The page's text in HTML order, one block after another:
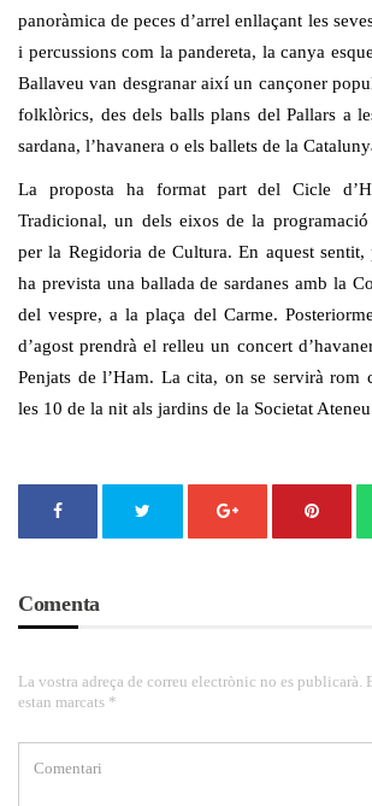
panoràmica de peces d’arrel enllaçant les
i percussions com la pandereta, la canya
Ballaveu van desgranar així un cançoner
folklòrics, des dels balls plans del Pallars a
sardana, l’havanera o els ballets de la
La proposta ha format part del Cicle
Tradicional, un dels eixos de la programació
per la Regidoria de Cultura. En aquest sentit,
ha prevista una ballada de sardanes amb la
del vespre, a la plaça del Carme.
d’agost prendrà el relleu un concert
Penjats de l’Ham. La cita, on se servirà rom
les 10 de la nit als jardins de la Societat
Comenta
La vostra adreça de correu electrònic no es publicarà.
estan marcats *